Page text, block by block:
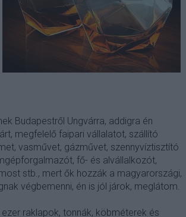
Budapestről Ungvárra, addigra én
megfelelő faipari vállalatot, szállító
vasművet, gázművet, szennyvíztisztító
fő- és alvállalkozót,
stb., mert ők hozzák a magyarországi,
végbemenni, én is jól járok, meglátom.
raklapok, tonnák, köbméterek és